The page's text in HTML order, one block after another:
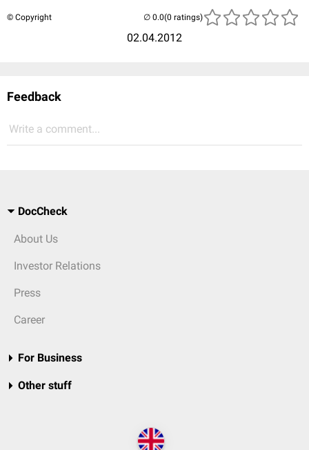
© Copyright
02.04.2012
(0 ratings)
Feedback
Write a comment...
DocCheck
About Us
Investor Relations
Press
Career
For Business
Other stuff